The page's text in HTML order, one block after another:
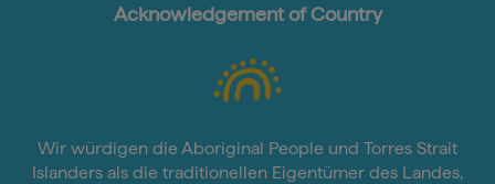
Acknowledgement of Country
Wir würdigen die Aboriginal People und Torres Strait
Islanders als die traditionellen Eigentümer des Landes,